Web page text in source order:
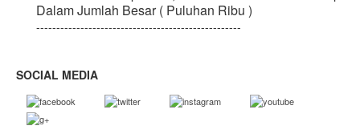
Dalam Jumlah Besar ( Puluhan Ribu )
---------------------------------------------------
SOCIAL MEDIA